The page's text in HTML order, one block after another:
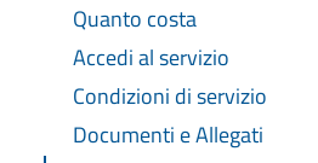
Quanto costa
Accedi al servizio
Condizioni di servizio
Documenti e Allegati